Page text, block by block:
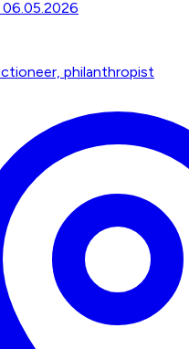
06.05.2026
philanthropist